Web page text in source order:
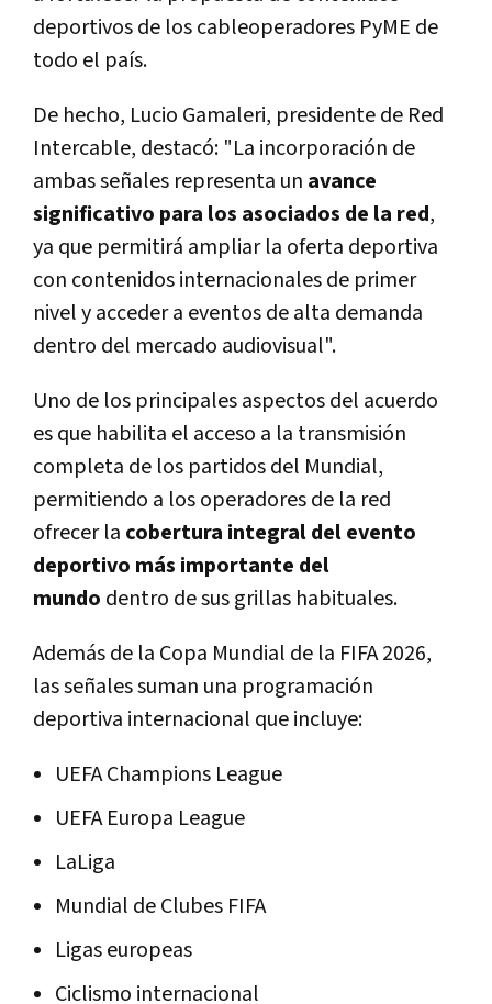
deportivos de los cableoperadores PyME de
todo el país.
De hecho, Lucio Gamaleri, presidente de Red
Intercable, destacó: "La incorporación de
ambas señales representa un avance
significativo para los asociados de la red,
ya que permitirá ampliar la oferta deportiva
con contenidos internacionales de primer
nivel y acceder a eventos de alta demanda
dentro del mercado audiovisual".
Uno de los principales aspectos del acuerdo
es que habilita el acceso a la transmisión
completa de los partidos del Mundial,
permitiendo a los operadores de la red
ofrecer la cobertura integral del evento
deportivo más importante del
mundo dentro de sus grillas habituales.
Además de la Copa Mundial de la FIFA 2026,
las señales suman una programación
deportiva internacional que incluye:
UEFA Champions League
UEFA Europa League
LaLiga
Mundial de Clubes FIFA
Ligas europeas
Ciclismo internacional